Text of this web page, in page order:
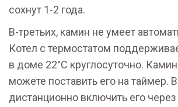
сохнут 1-2 года.
В-третьих, камин не умеет
Котел с термостатом
в доме 22°C круглосуточно.
можете поставить его на таймер.
дистанционно включить его